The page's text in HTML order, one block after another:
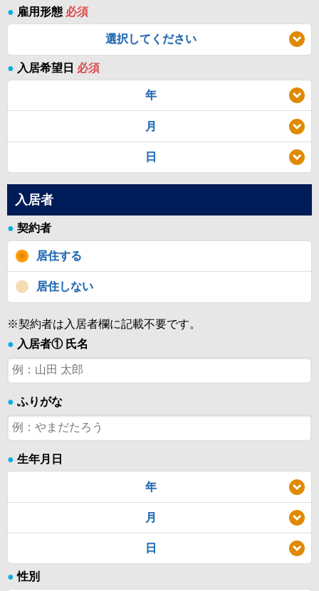
● 雇用形態 必須
選択してください
● 入居希望日 必須
年
月
日
入居者
● 契約者
居住する
居住しない
※契約者は入居者欄に記載不要です。
● 入居者① 氏名
● ふりがな
● 生年月日
年
月
日
● 性別